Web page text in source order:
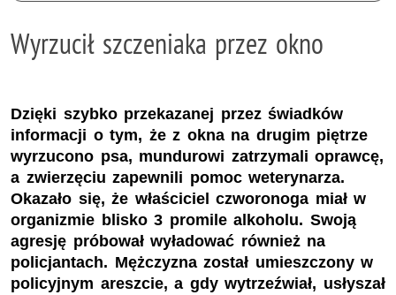
Wyrzucił szczeniaka przez okno
Dzięki szybko przekazanej przez świadków
informacji o tym, że z okna na drugim piętrze
wyrzucono psa, mundurowi zatrzymali oprawcę,
a zwierzęciu zapewnili pomoc weterynarza.
Okazało się, że właściciel czworonoga miał w
organizmie blisko 3 promile alkoholu. Swoją
agresję próbował wyładować również na
policjantach. Mężczyzna został umieszczony w
policyjnym areszcie, a gdy wytrzeźwiał, usłyszał